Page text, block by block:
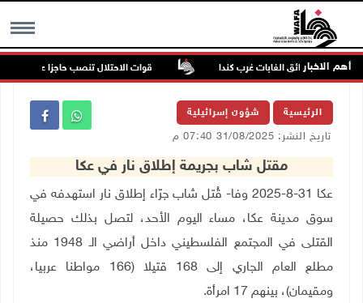
MENU أهم الاخبار
مع اتساع حرائق الغابات غرب كندا قوات الاحتلال تنصب حاجزا عسكريا عند
الرئيسية شؤون إسرائيلية
تاريخ النشر: 31/08/2025 07:40 م
مقتل شاب بجريمة إطلاق نار في عكا
عكا 31-8-2025 وفا- قُتل شاب جرّاء إطلاق نار استهدفه في
سوق مدينة عكا، مساء اليوم الأحد، لتصل بذلك حصيلة
القتلى في المجتمع الفلسطيني داخل أراضي الـ 1948 منذ
مطلع العام الجاري إلى 168 قتيلا (166 مواطنا عربيا،
ومقيمان)، بينهم 17 امرأة
.